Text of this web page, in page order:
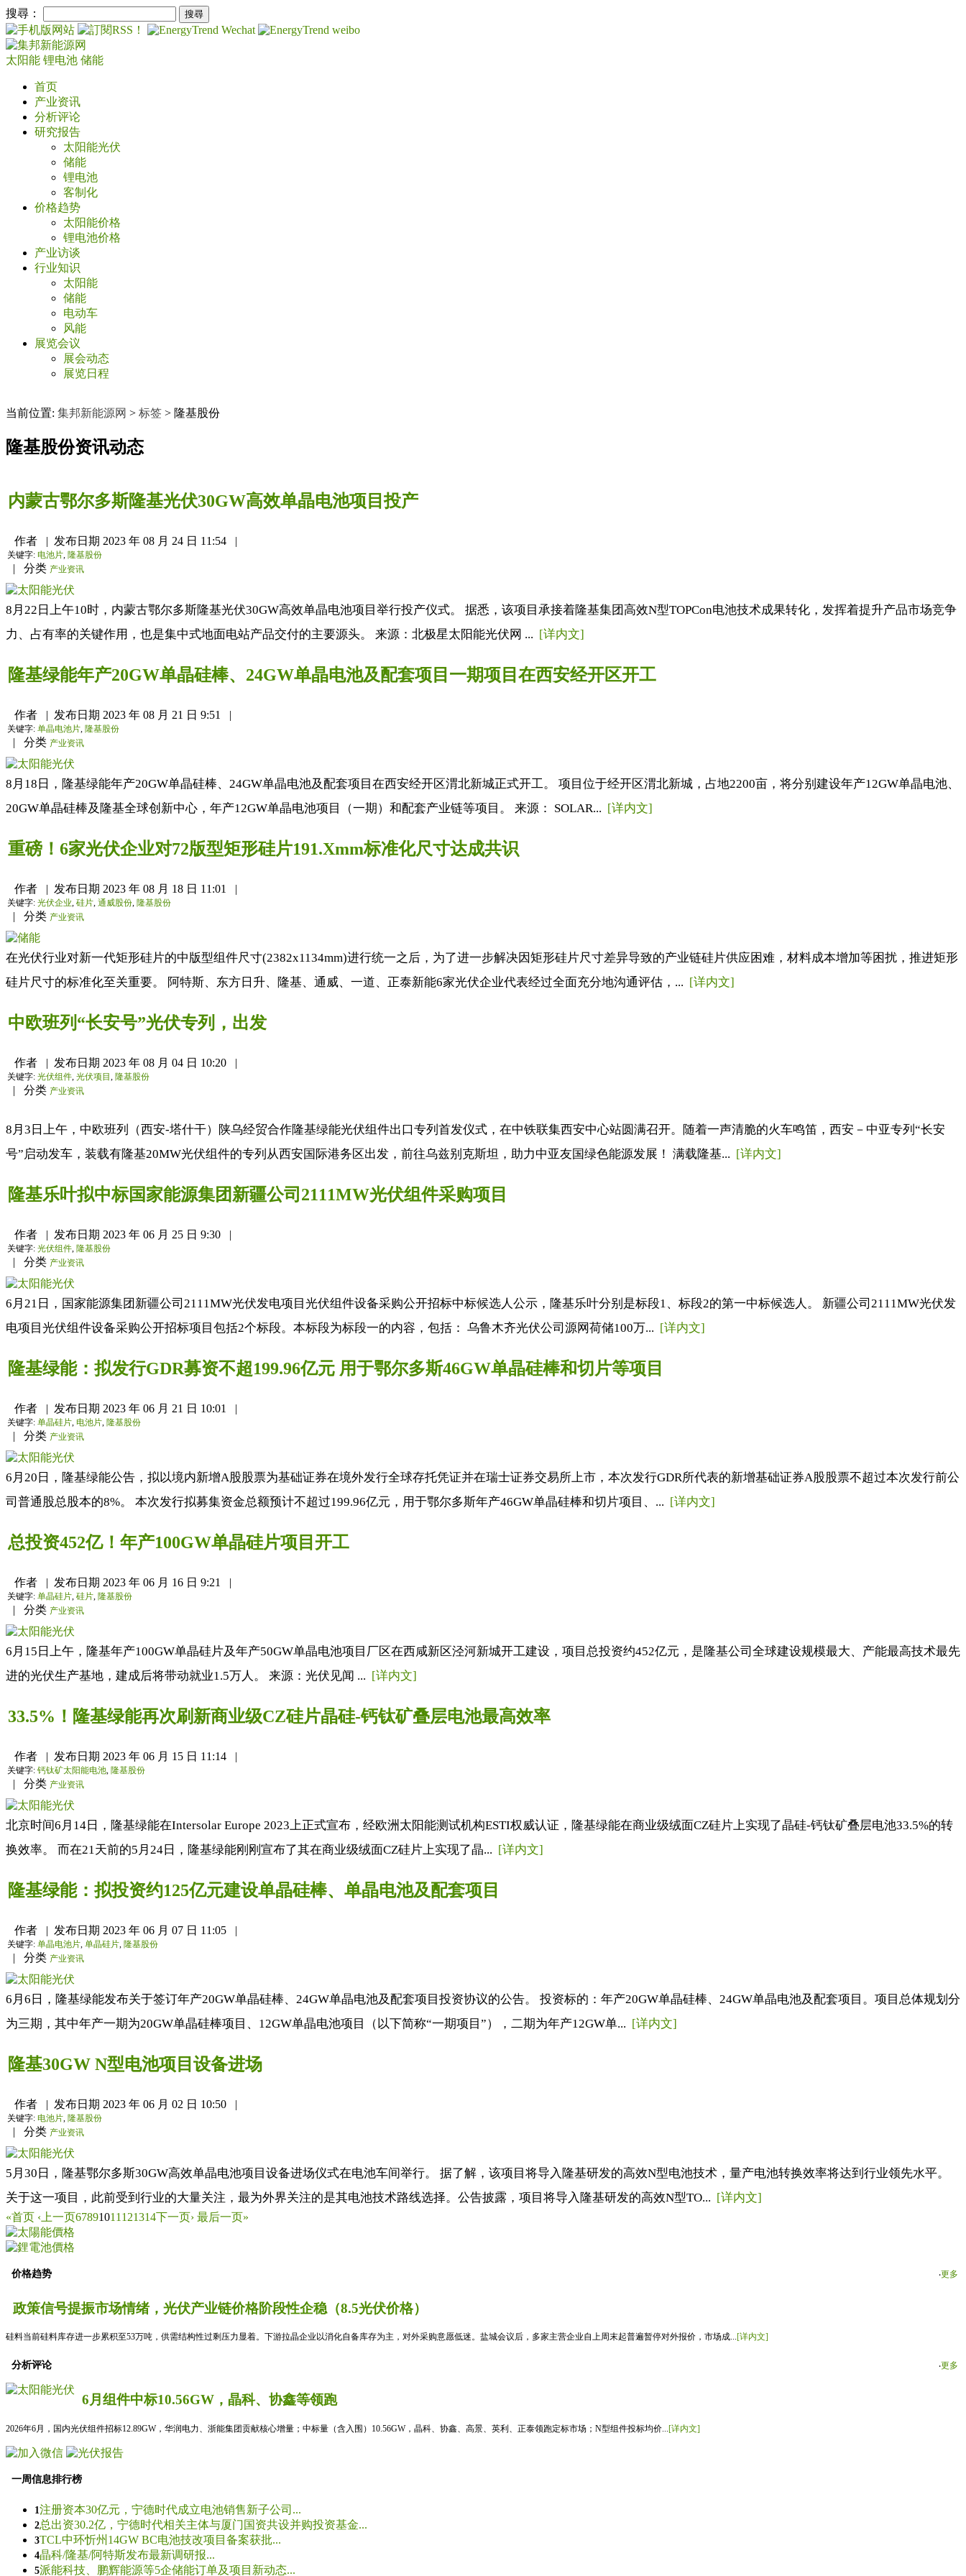
搜尋：
太阳能 锂电池 储能
首页
产业资讯
分析评论
研究报告
太阳能光伏
储能
锂电池
客制化
价格趋势
太阳能价格
锂电池价格
产业访谈
行业知识
太阳能
储能
电动车
风能
展览会议
展会动态
展览日程
当前位置: 集邦新能源网 > 标签 > 隆基股份
隆基股份资讯动态
内蒙古鄂尔多斯隆基光伏30GW高效单晶电池项目投产
作者 | 发布日期 2023 年 08 月 24 日 11:54 |
关键字: 电池片, 隆基股份
| 分类 产业资讯
8月22日上午10时，内蒙古鄂尔多斯隆基光伏30GW高效单晶电池项目举行投产仪式。 据悉，该项目承接着隆基集团高效N型TOPCon电池技术成果转化，发挥着提升产品市场竞争
力、占有率的关键作用，也是集中式地面电站产品交付的主要源头。 来源：北极星太阳能光伏网 ... [详内文]
隆基绿能年产20GW单晶硅棒、24GW单晶电池及配套项目一期项目在西安经开区开工
作者 | 发布日期 2023 年 08 月 21 日 9:51 |
关键字: 单晶电池片, 隆基股份
| 分类 产业资讯
8月18日，隆基绿能年产20GW单晶硅棒、24GW单晶电池及配套项目在西安经开区渭北新城正式开工。 项目位于经开区渭北新城，占地2200亩，将分别建设年产12GW单晶电池、
20GW单晶硅棒及隆基全球创新中心，年产12GW单晶电池项目（一期）和配套产业链等项目。 来源： SOLAR... [详内文]
重磅！6家光伏企业对72版型矩形硅片191.Xmm标准化尺寸达成共识
作者 | 发布日期 2023 年 08 月 18 日 11:01 |
关键字: 光伏企业, 硅片, 通威股份, 隆基股份
| 分类 产业资讯
在光伏行业对新一代矩形硅片的中版型组件尺寸(2382x1134mm)进行统一之后，为了进一步解决因矩形硅片尺寸差异导致的产业链硅片供应困难，材料成本增加等困扰，推进矩形
硅片尺寸的标准化至关重要。 阿特斯、东方日升、隆基、通威、一道、正泰新能6家光伏企业代表经过全面充分地沟通评估，... [详内文]
中欧班列“长安号”光伏专列，出发
作者 | 发布日期 2023 年 08 月 04 日 10:20 |
关键字: 光伏组件, 光伏项目, 隆基股份
| 分类 产业资讯
8月3日上午，中欧班列（西安-塔什干）陕乌经贸合作隆基绿能光伏组件出口专列首发仪式，在中铁联集西安中心站圆满召开。随着一声清脆的火车鸣笛，西安－中亚专列“长安
号”启动发车，装载有隆基20MW光伏组件的专列从西安国际港务区出发，前往乌兹别克斯坦，助力中亚友国绿色能源发展！ 满载隆基... [详内文]
隆基乐叶拟中标国家能源集团新疆公司2111MW光伏组件采购项目
作者 | 发布日期 2023 年 06 月 25 日 9:30 |
关键字: 光伏组件, 隆基股份
| 分类 产业资讯
6月21日，国家能源集团新疆公司2111MW光伏发电项目光伏组件设备采购公开招标中标候选人公示，隆基乐叶分别是标段1、标段2的第一中标候选人。 新疆公司2111MW光伏发
电项目光伏组件设备采购公开招标项目包括2个标段。本标段为标段一的内容，包括： 乌鲁木齐光伏公司源网荷储100万... [详内文]
隆基绿能：拟发行GDR募资不超199.96亿元 用于鄂尔多斯46GW单晶硅棒和切片等项目
作者 | 发布日期 2023 年 06 月 21 日 10:01 |
关键字: 单晶硅片, 电池片, 隆基股份
| 分类 产业资讯
6月20日，隆基绿能公告，拟以境内新增A股股票为基础证券在境外发行全球存托凭证并在瑞士证券交易所上市，本次发行GDR所代表的新增基础证券A股股票不超过本次发行前公
司普通股总股本的8%。 本次发行拟募集资金总额预计不超过199.96亿元，用于鄂尔多斯年产46GW单晶硅棒和切片项目、... [详内文]
总投资452亿！年产100GW单晶硅片项目开工
作者 | 发布日期 2023 年 06 月 16 日 9:21 |
关键字: 单晶硅片, 硅片, 隆基股份
| 分类 产业资讯
6月15日上午，隆基年产100GW单晶硅片及年产50GW单晶电池项目厂区在西咸新区泾河新城开工建设，项目总投资约452亿元，是隆基公司全球建设规模最大、产能最高技术最先
进的光伏生产基地，建成后将带动就业1.5万人。 来源：光伏见闻 ... [详内文]
33.5%！隆基绿能再次刷新商业级CZ硅片晶硅-钙钛矿叠层电池最高效率
作者 | 发布日期 2023 年 06 月 15 日 11:14 |
关键字: 钙钛矿太阳能电池, 隆基股份
| 分类 产业资讯
北京时间6月14日，隆基绿能在Intersolar Europe 2023上正式宣布，经欧洲太阳能测试机构ESTI权威认证，隆基绿能在商业级绒面CZ硅片上实现了晶硅-钙钛矿叠层电池33.5%的转
换效率。 而在21天前的5月24日，隆基绿能刚刚宣布了其在商业级绒面CZ硅片上实现了晶... [详内文]
隆基绿能：拟投资约125亿元建设单晶硅棒、单晶电池及配套项目
作者 | 发布日期 2023 年 06 月 07 日 11:05 |
关键字: 单晶电池片, 单晶硅片, 隆基股份
| 分类 产业资讯
6月6日，隆基绿能发布关于签订年产20GW单晶硅棒、24GW单晶电池及配套项目投资协议的公告。 投资标的：年产20GW单晶硅棒、24GW单晶电池及配套项目。项目总体规划分
为三期，其中年产一期为20GW单晶硅棒项目、12GW单晶电池项目（以下简称“一期项目”），二期为年产12GW单... [详内文]
隆基30GW N型电池项目设备进场
作者 | 发布日期 2023 年 06 月 02 日 10:50 |
关键字: 电池片, 隆基股份
| 分类 产业资讯
5月30日，隆基鄂尔多斯30GW高效单晶电池项目设备进场仪式在电池车间举行。 据了解，该项目将导入隆基研发的高效N型电池技术，量产电池转换效率将达到行业领先水平。
关于这一项目，此前受到行业的大量关注，最为外界关注的是其电池技术路线选择。公告披露，项目将导入隆基研发的高效N型TO... [详内文]
«首页 ‹上一页67891011 121314下一页› 最后一页»
价格趋势 ‧更多
政策信号提振市场情绪，光伏产业链价格阶段性企稳（8.5光伏价格）
硅料当前硅料库存进一步累积至53万吨，供需结构性过剩压力显着。下游拉晶企业以消化自备库存为主，对外采购意愿低迷。盐城会议后，多家主营企业自上周末起普遍暂停对外报价，市场成...[详内文]
分析评论 ‧更多
6月组件中标10.56GW，晶科、协鑫等领跑
2026年6月，国内光伏组件招标12.89GW，华润电力、浙能集团贡献核心增量；中标量（含入围）10.56GW，晶科、协鑫、高景、英利、正泰领跑定标市场；N型组件投标均价... [详内文]
一周信息排行榜
1注册资本30亿元，宁德时代成立电池销售新子公司...
2总出资30.2亿，宁德时代相关主体与厦门国资共设并购投资基金...
3TCL中环忻州14GW BC电池技改项目备案获批...
4晶科/隆基/阿特斯发布最新调研报...
5派能科技、鹏辉能源等5企储能订单及项目新动态...